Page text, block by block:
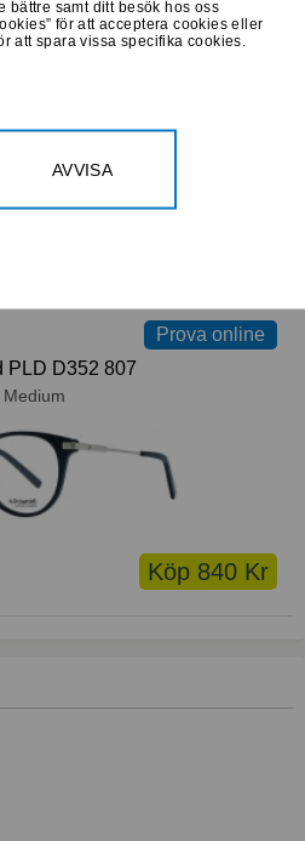
Prova online
Prova online
Prova online
Prova online
PLD D352 807
Medium
Köp 840 Kr
bättre samt ditt besök hos oss
för att acceptera cookies eller
att spara vissa specifika cookies.
AVVISA